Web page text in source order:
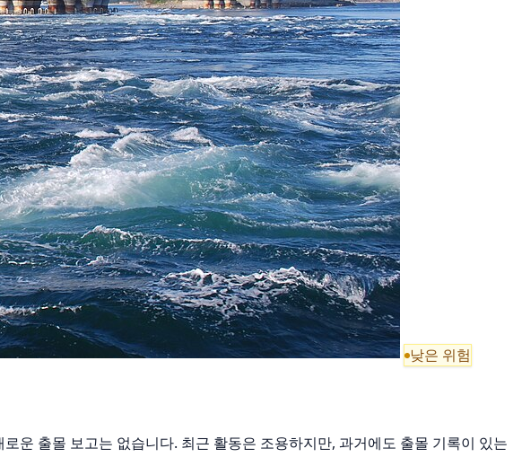
낮은 위험
운 출몰 보고는 없습니다. 최근 활동은 조용하지만, 과거에도 출몰 기록이 있는